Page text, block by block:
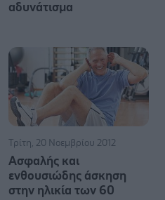
αδυνάτισμα
Τρίτη, 20 Νοεμβρίου 2012
Ασφαλής και
ενθουσιώδης άσκηση
στην ηλικία των 60